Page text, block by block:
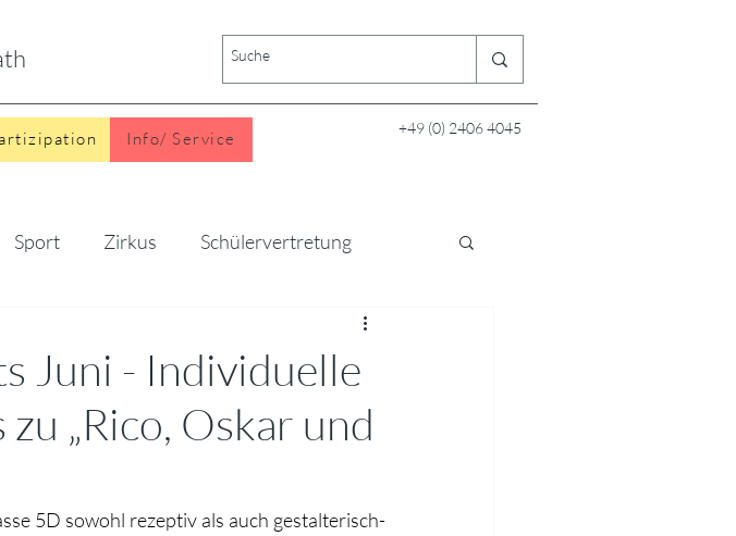
Info/ Service
+49 (0) 2406 4045
Sport Zirkus Schülervertretung
Juni - Individuelle
„Rico, Oskar und
5D sowohl rezeptiv als auch gestalterisch-